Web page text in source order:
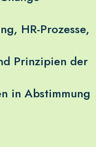
HR-Prozesse,
Prinzipien der
in Abstimmung